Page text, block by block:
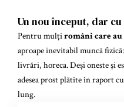
Un nou început, dar
Pentru mulțiromâni care
aproape inevitabil muncă
livrări, horeca. Deși oneste și
adesea prost plătite în raport
lung.